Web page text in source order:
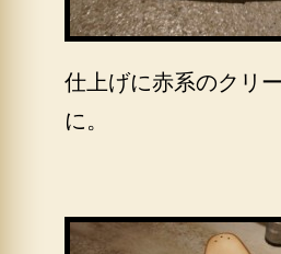
仕上げに赤系のクリ
に。